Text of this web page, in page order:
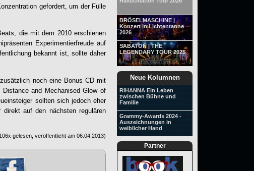
BRÖSELMASCHINE |
Konzert in Lichtentanne
2026
SABATON | THE
LEGENDARY TOUR 2025
Neue Kolumnen
RIHANNA Ein Leben
zwischen Bühne und
Familie
Grammy-Awards 2024 -
Auszeichnungen in
weiblicher Hand
Partner
gefordert, um der Fülle
die mit dem 2010 erschienen
Experimentierfreude auf
bekannt ist, sollte daher
noch eine Bonus CD mit
and Mechanised Glow of
sollten sich jedoch eher
direkt auf den nächsten regulären
gelesen, veröffentlicht am 06.04.2013)